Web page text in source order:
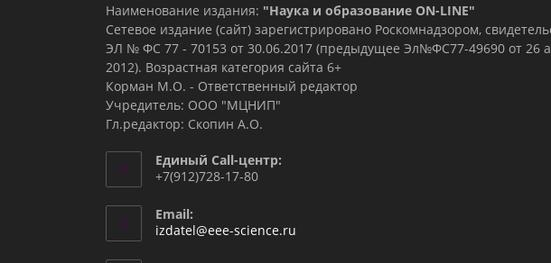
Наименование издания: "Наука и образование ON-LINE"
Сетевое издание (сайт) зарегистрировано Роскомнадзором,
ЭЛ № ФС 77 - 70153 от 30.06.2017 (предыдущее Эл№ФC77-49690 от 26
2012). Возрастная категория сайта 6+
Корман М.О. - Ответственный редактор
Учредитель: ООО "МЦНИП"
Гл.редактор: Скопин А.О.
Единый Call-центр:
+7(912)728-17-80
Email:
izdatel@eee-science.ru